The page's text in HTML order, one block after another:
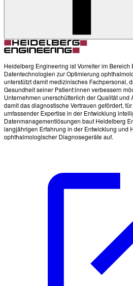
Heidelberg Engineering ist Vorreiter im Bereich
Datentechnologien zur Optimierung
unterstützt damit medizinisches Fachpersonal,
Gesundheit seiner Patient:innen verbessern
Unternehmen unerschütterlich der Qualität
damit das diagnostische Vertrauen gefördert,
umfassender Expertise in der Entwicklung
Datenmanagementlösungen baut Heidelberg
langjährigen Erfahrung in der Entwicklung und
ophthalmologischer Diagnosegeräte auf.